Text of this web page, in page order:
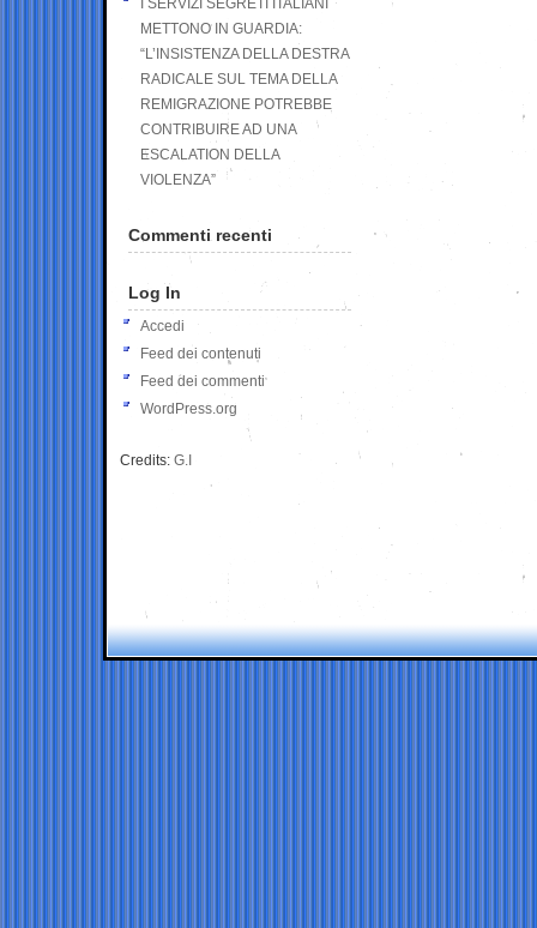
I SERVIZI SEGRETI ITALIANI
METTONO IN GUARDIA:
“L’INSISTENZA DELLA DESTRA
RADICALE SUL TEMA DELLA
REMIGRAZIONE POTREBBE
CONTRIBUIRE AD UNA
ESCALATION DELLA
VIOLENZA”
Commenti recenti
Log In
Accedi
Feed dei contenuti
Feed dei commenti
WordPress.org
Credits: G.I